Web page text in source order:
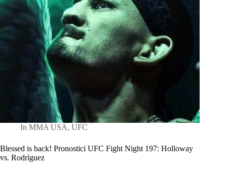
In MMA USA,UFC
Blessed is back! Pronostici UFC Fight Night 197: Holloway
vs. Rodríguez